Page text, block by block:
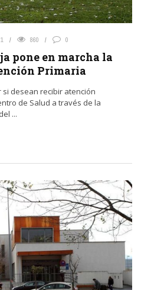
860 0
pone en marcha la
Primaria
desean recibir atención
de Salud a través de la
...